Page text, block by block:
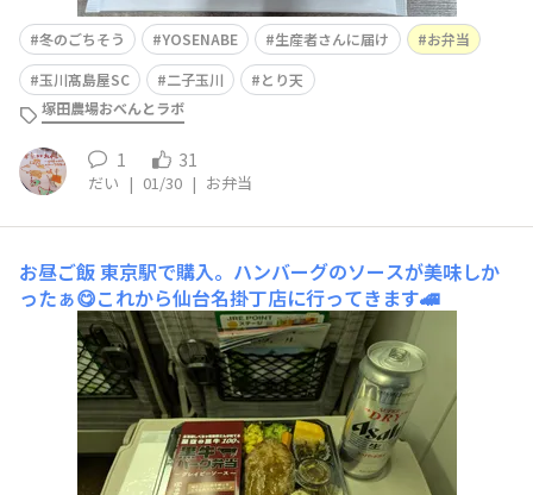
冬のごちそう YOSENABE 生産者さんに届け
お弁当
玉川髙島屋SC
二子玉川
とり天
塚田農場おべんとラボ
1 31
だい | 01/30 | お弁当
お昼ご飯 東京駅で購入。ハンバーグのソースが美味しか
ったぁ😋これから仙台名掛丁店に行ってきます🚄